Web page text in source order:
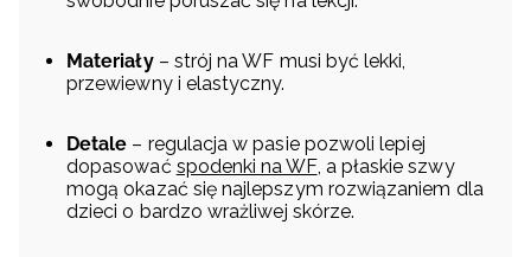
Materiały– strój na WF musi być lekki,
przewiewny i elastyczny.
Detale – regulacja w pasie pozwoli lepiej
dopasować spodenki na WF, a płaskie szwy
mogą okazać się najlepszym rozwiązaniem dla
dzieci o bardzo wrażliwej skórze.